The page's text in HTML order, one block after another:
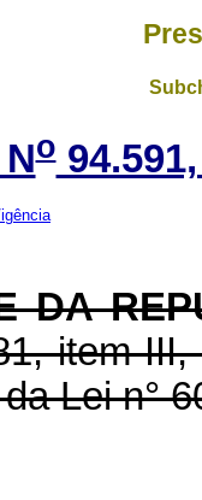
o94.591,
DA
item
Lei n°